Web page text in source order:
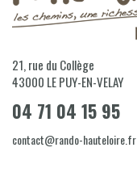
21, rue du Collège
43000 LE PUY-EN-VELAY
04 71 04 15 95
contact@rando-hauteloire.fr